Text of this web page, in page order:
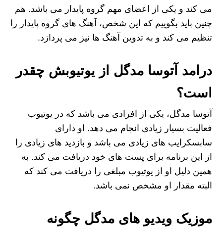
می کند و یکی از اعضای مهم گروه پایدار می باشد. هم
چنین باید بگوییم که این شخص، آهنگ های گروه پایدار را
تنظیم می کند و به تدوین آهنگ ها نیز می پردازد.
درامد آتوسا مدگل از یوتیوبش چقدر
است؟
آتوسا مدگل، یکی از افرادی می باشد که در یوتیوب
فعالیت بسیار زیادی انجام می دهد. او دارای
سابسکرایب های زیادی می باشد و بازدید های زیادی را
از این برنامه برای پست های خود دریافت می کند. به
همین دلیل او از یوتیوب مبلغی را دریافت می کند که
البته مقدار او مشخص نمی باشد.
موزیک ویدیو های مدگل چگونه